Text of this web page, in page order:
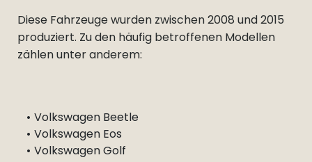
Diese Fahrzeuge wurden zwischen 2008 und 2015
produziert. Zu den häufig betroffenen Modellen
zählen unter anderem:
Volkswagen Beetle
Volkswagen Eos
Volkswagen Golf